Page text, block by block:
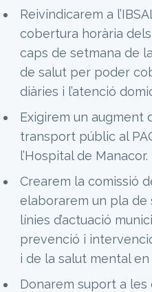
Reivindicarem a
cobertura horària
caps de setmana de
de salut per poder
diàries i l’atenció
Exigirem un augment
transport públic al
l’Hospital de Manacor.
Crearem la comissió
elaborarem un pla de
línies d’actuació
prevenció i
i de la salut mental en
Donarem suport a les